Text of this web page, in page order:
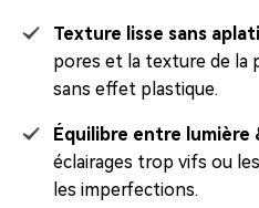
Texture lisse sans
pores et la texture de la
sans effet plastique.
Équilibre entre lumière
éclairages trop vifs ou
les imperfections.